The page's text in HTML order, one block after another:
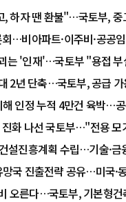
, 하자 땐 환불"…국토부, 중
…비아파트·이주비·공공
는 '인재'…국토부 "용접 부
2년 단축…국토부, 공급
인정 누적 4만건 육박…
화 나선 국토부…"전용 모
설진흥계획 수립…기술·금
국 진출전략 공유…미국·
오른다…국토부, 기본형